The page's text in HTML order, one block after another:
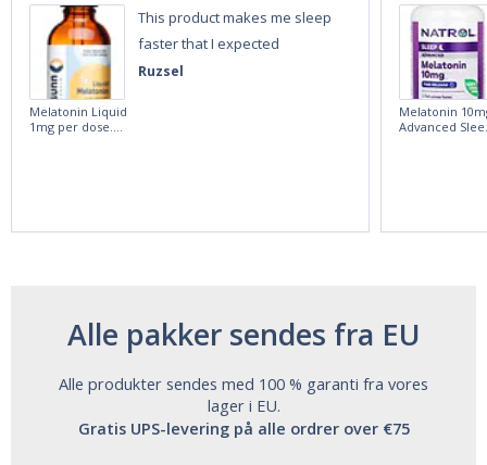
Ruzsel
This product makes me sleep
faster that I expected
Melatonin Liquid
1mg per dose.
Melatonin
Advanced
Alle pakker sendes fra EU
Alle produkter sendes med 100 % garanti fra vores
lager i EU.
Gratis UPS-levering på alle ordrer over €75